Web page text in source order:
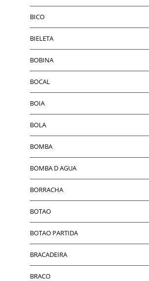
BICO
BIELETA
BOBINA
BOCAL
BOIA
BOLA
BOMBA
BOMBA D AGUA
BORRACHA
BOTAO
BOTAO PARTIDA
BRACADEIRA
BRACO